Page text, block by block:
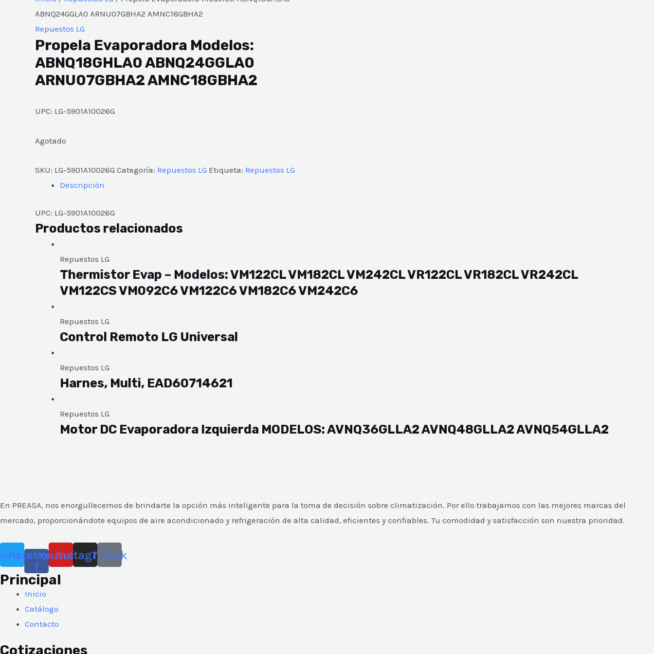
ABNQ24GGLA0 ARNU07GBHA2 AMNC18GBHA2
Repuestos LG
Propela Evaporadora Modelos:
ABNQ18GHLA0 ABNQ24GGLA0
ARNU07GBHA2 AMNC18GBHA2
UPC: LG-5901A10026G
Agotado
SKU: LG-5901A10026G Categoría: Repuestos LG Etiqueta: Repuestos LG
Descripción
UPC: LG-5901A10026G
Productos relacionados
Repuestos LG
Thermistor Evap – Modelos: VM122CL VM182CL VM242CL VR122CL VR182CL VR242CL
VM122CS VM092C6 VM122C6 VM182C6 VM242C6
Repuestos LG
Control Remoto LG Universal
Repuestos LG
Harnes, Multi, EAD60714621
Repuestos LG
Motor DC Evaporadora Izquierda MODELOS: AVNQ36GLLA2 AVNQ48GLLA2 AVNQ54GLLA2
En PREASA, nos enorgullecemos de brindarte la opción más inteligente para la toma de decisión sobre climatización. Por ello trabajamos con las mejores marcas del
mercado, proporcionándote equipos de aire acondicionado y refrigeración de alta calidad, eficientes y confiables. Tu comodidad y satisfacción son nuestra prioridad.
Facebook-
f
Youtube
Instagram
Tiktok
Principal
Inicio
Catálogo
Contacto
Cotizaciones